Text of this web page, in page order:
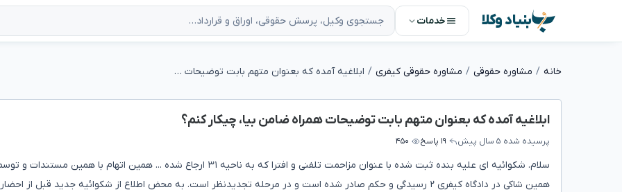
بنیاد وکلا خدمات
خانه مشاوره حقوقی مشاوره حقوقی کیفری ابلاغیه آمده که بعنوان متهم بابت توضیحات همراه ضامن بیا، چیکار کنم؟
ابلاغیه آمده که بعنوان متهم بابت توضیحات همراه ضامن بیا، چیکار کنم؟
پرسیده شده ۵ سال پیش ۱۹ پاسخ ۴۵۰
سلام. شکوائیه ای علیه بنده ثبت شده با عنوان مزاحمت تلفنی و افترا که به ناحیه ۳۱ ارجاع شده ... همین اتهام با همین مستندات و
همین شاکی در دادگاه کیفری ۲ رسیدگی و حکم صادر شده است و در مرحله تجدیدنظر است. به محض اطلاع از شکوائیه جدید قبل از